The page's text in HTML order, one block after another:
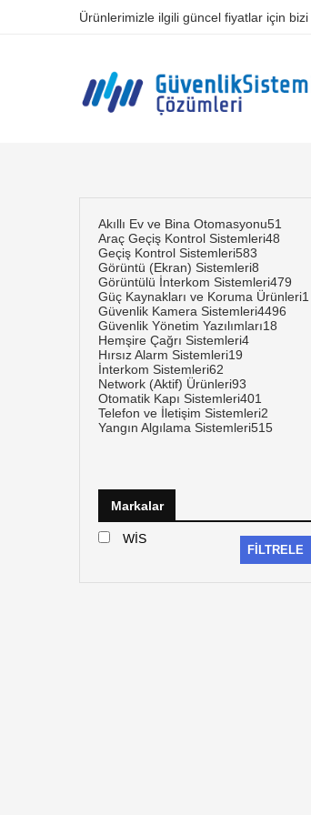
Ürünlerimizle ilgili güncel fiyatlar için bizi
Akıllı Ev ve Bina Otomasyonu51
Araç Geçiş Kontrol Sistemleri48
Geçiş Kontrol Sistemleri583
Görüntü (Ekran) Sistemleri8
Görüntülü İnterkom Sistemleri479
Güç Kaynakları ve Koruma Ürünleri1
Güvenlik Kamera Sistemleri4496
Güvenlik Yönetim Yazılımları18
Hemşire Çağrı Sistemleri4
Hırsız Alarm Sistemleri19
İnterkom Sistemleri62
Network (Aktif) Ürünleri93
Otomatik Kapı Sistemleri401
Telefon ve İletişim Sistemleri2
Yangın Algılama Sistemleri515
Markalar
WİS
FILTRELE